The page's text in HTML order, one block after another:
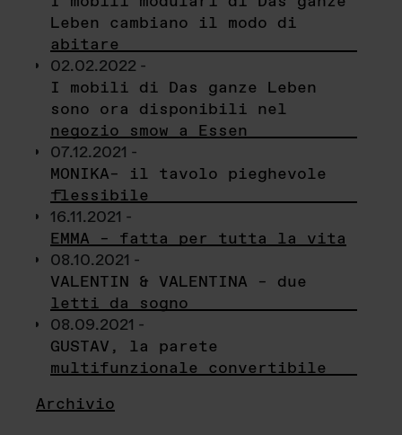
Leben cambiano il modo di
abitare
02.02.2022 -
I mobili di Das ganze Leben
sono ora disponibili nel
negozio smow a Essen
07.12.2021 -
MONIKA– il tavolo pieghevole
flessibile
16.11.2021 -
EMMA – fatta per tutta la vita
08.10.2021 -
VALENTIN & VALENTINA – due
letti da sogno
08.09.2021 -
GUSTAV, la parete
multifunzionale convertibile
Archivio